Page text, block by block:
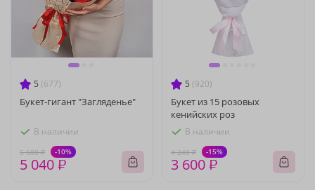
5 (677)
Букет-гигант "Загляденье"
В наличии
5 600 ₽ -10%
5 040 ₽
5 (920)
Букет из 15 розовых
кенийских роз
В наличии
4 240 ₽ -15%
3 600 ₽